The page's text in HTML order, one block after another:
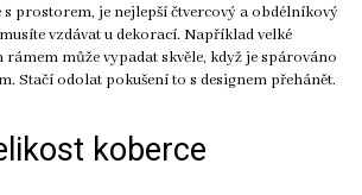
s prostorem, je nejlepší čtvercový a obdélníkový
vzdávat u dekorací. Například velké
může vypadat skvěle, když je spárováno
Stačí odolat pokušení to s designem přehánět.
koberce